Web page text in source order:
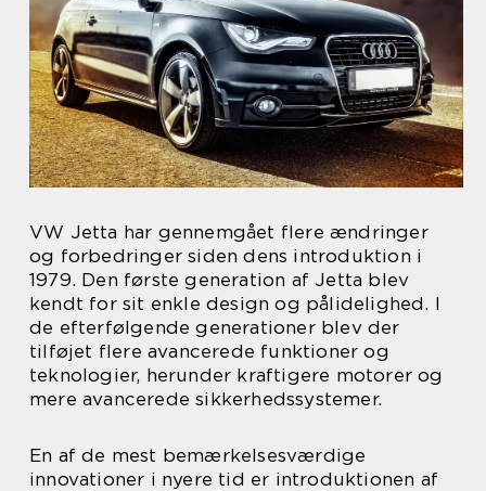
VW Jetta har gennemgået flere ændringer
og forbedringer siden dens introduktion i
1979. Den første generation af Jetta blev
kendt for sit enkle design og pålidelighed. I
de efterfølgende generationer blev der
tilføjet flere avancerede funktioner og
teknologier, herunder kraftigere motorer og
mere avancerede sikkerhedssystemer.
En af de mest bemærkelsesværdige
innovationer i nyere tid er introduktionen af